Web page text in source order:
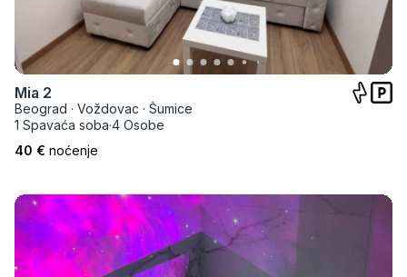
Mia 2
Beograd · Voždovac · Šumice
1 Spavaća soba·4 Osobe
40 € noćenje